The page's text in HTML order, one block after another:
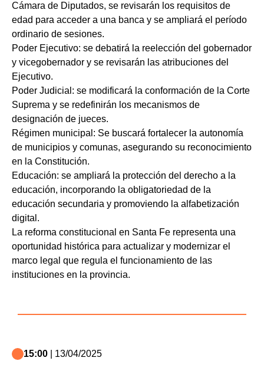
Cámara de Diputados, se revisarán los requisitos de
edad para acceder a una banca y se ampliará el período
ordinario de sesiones.
Poder Ejecutivo: se debatirá la reelección del gobernador
y vicegobernador y se revisarán las atribuciones del
Ejecutivo.
Poder Judicial: se modificará la conformación de la Corte
Suprema y se redefinirán los mecanismos de
designación de jueces.
Régimen municipal: Se buscará fortalecer la autonomía
de municipios y comunas, asegurando su reconocimiento
en la Constitución.
Educación: se ampliará la protección del derecho a la
educación, incorporando la obligatoriedad de la
educación secundaria y promoviendo la alfabetización
digital.
La reforma constitucional en Santa Fe representa una
oportunidad histórica para actualizar y modernizar el
marco legal que regula el funcionamiento de las
instituciones en la provincia.
15:00 | 13/04/2025